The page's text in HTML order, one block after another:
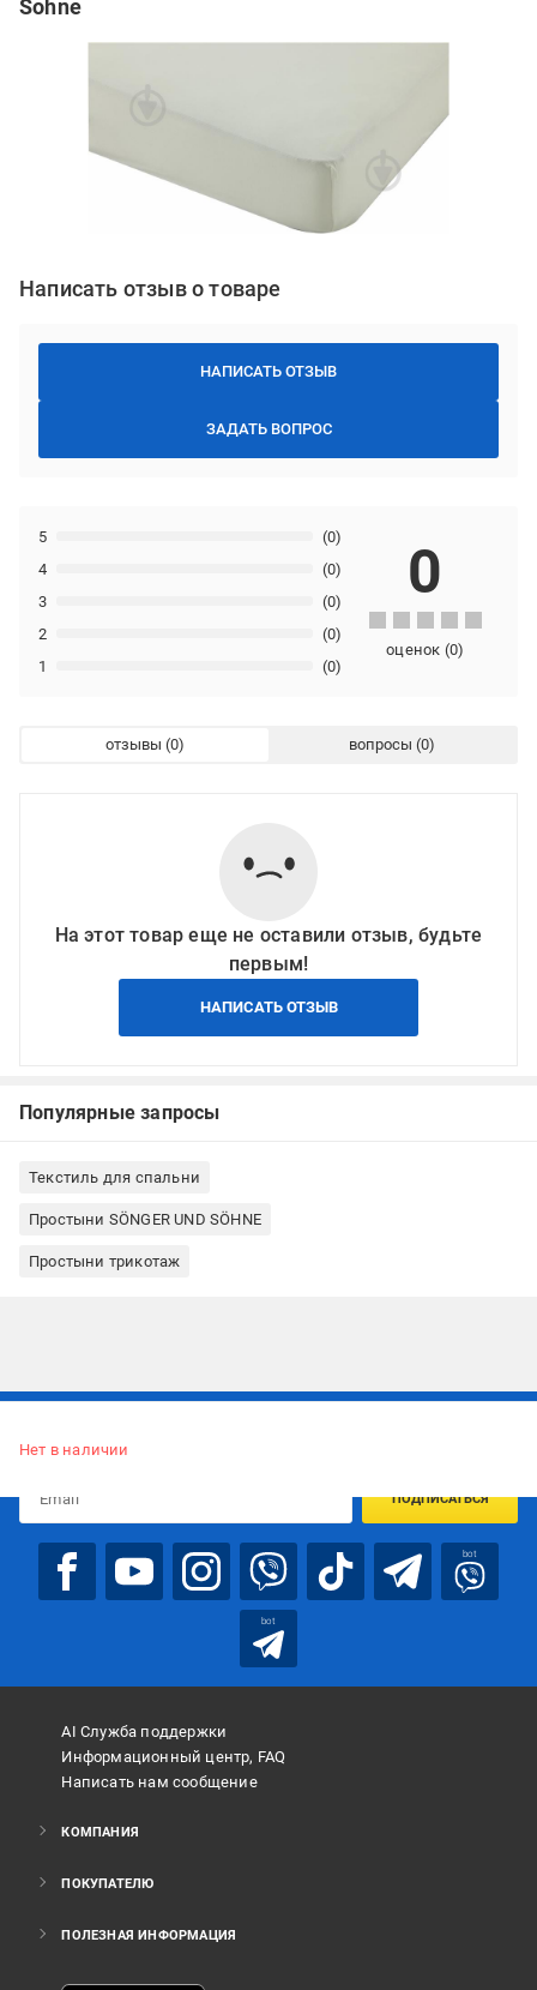
Sohne
Написать отзыв о товаре
НАПИСАТЬ ОТЗЫВ
ЗАДАТЬ ВОПРОС
1 (0)
2 (0)
3 (0)
4 (0)
5 (0)
0
оценок (0)
отзывы вопросы
На этот товар еще не оставили отзыв, будьте
первым!
НАПИСАТЬ ОТЗЫВ
Популярные запросы
Текстиль для спальни
Простыни SÖNGER UND SÖHNE
Простыни трикотаж
Нет в наличии
ПОДПИСАТЬСЯ
bot
bot
AI Служба поддержки
Информационный центр, FAQ
Написать нам сообщение
КОМПАНИЯ
ПОКУПАТЕЛЮ
ПОЛЕЗНАЯ ИНФОРМАЦИЯ